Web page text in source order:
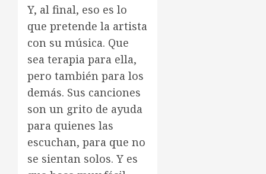
Y, al final, eso es lo
que pretende la artista
con su música. Que
sea terapia para ella,
pero también para los
demás. Sus canciones
son un grito de ayuda
para quienes las
escuchan, para que no
se sientan solos. Y es